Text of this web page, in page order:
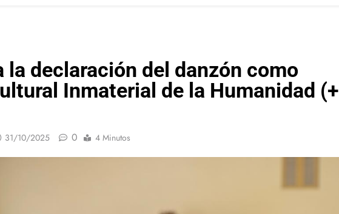
la declaración del danzón como
Inmaterial de la Humanidad (+
31/10/2025 0 4 Minutos